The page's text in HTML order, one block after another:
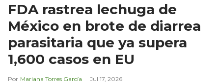
FDA rastrea lechuga de
México en brote de diarrea
parasitaria que ya supera
1,600 casos en EU
Mariana Torres García Jul 17, 2026